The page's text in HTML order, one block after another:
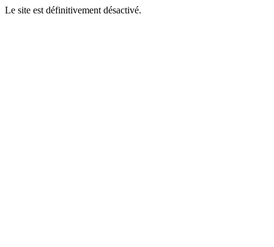
Le site est définitivement désactivé.